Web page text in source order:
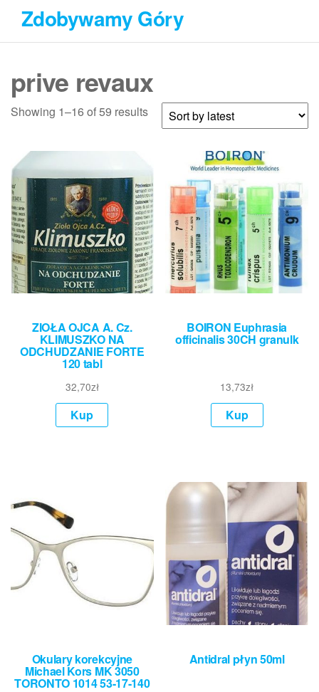
Przejdź
treści
Zdobywamy Góry
prive revaux
Showing 1–16 of 59 results
ZIOŁA OJCA A. Cz.
KLIMUSZKO NA
ODCHUDZANIE FORTE
120 tabl
32,70zł
Kup
BOIRON Euphrasia
officinalis 30CH granulk
13,73zł
Kup
Okulary korekcyjne
Michael Kors MK 3050
TORONTO 1014 53-17-140
Antidral płyn 50ml